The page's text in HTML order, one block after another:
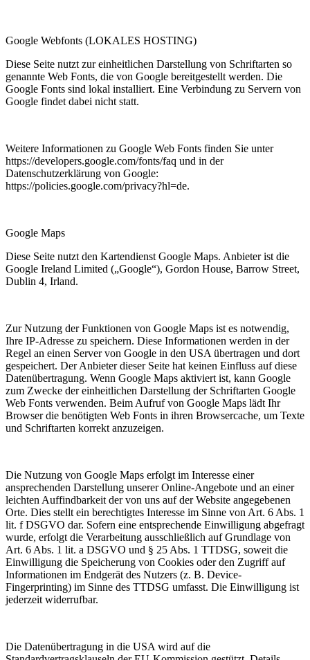
Google Webfonts (LOKALES HOSTING)
Diese Seite nutzt zur einheitlichen Darstellung von Schriftarten so
genannte Web Fonts, die von Google bereitgestellt werden. Die
Google Fonts sind lokal installiert. Eine Verbindung zu Servern von
Google findet dabei nicht statt.
Weitere Informationen zu Google Web Fonts finden Sie unter
https://developers.google.com/fonts/faq und in der
Datenschutzerklärung von Google:
https://policies.google.com/privacy?hl=de.
Google Maps
Diese Seite nutzt den Kartendienst Google Maps. Anbieter ist die
Google Ireland Limited („Google“), Gordon House, Barrow Street,
Dublin 4, Irland.
Zur Nutzung der Funktionen von Google Maps ist es notwendig,
Ihre IP-Adresse zu speichern. Diese Informationen werden in der
Regel an einen Server von Google in den USA übertragen und dort
gespeichert. Der Anbieter dieser Seite hat keinen Einfluss auf diese
Datenübertragung. Wenn Google Maps aktiviert ist, kann Google
zum Zwecke der einheitlichen Darstellung der Schriftarten Google
Web Fonts verwenden. Beim Aufruf von Google Maps lädt Ihr
Browser die benötigten Web Fonts in ihren Browsercache, um Texte
und Schriftarten korrekt anzuzeigen.
Die Nutzung von Google Maps erfolgt im Interesse einer
ansprechenden Darstellung unserer Online-Angebote und an einer
leichten Auffindbarkeit der von uns auf der Website angegebenen
Orte. Dies stellt ein berechtigtes Interesse im Sinne von Art. 6 Abs. 1
lit. f DSGVO dar. Sofern eine entsprechende Einwilligung abgefragt
wurde, erfolgt die Verarbeitung ausschließlich auf Grundlage von
Art. 6 Abs. 1 lit. a DSGVO und § 25 Abs. 1 TTDSG, soweit die
Einwilligung die Speicherung von Cookies oder den Zugriff auf
Informationen im Endgerät des Nutzers (z. B. Device-
Fingerprinting) im Sinne des TTDSG umfasst. Die Einwilligung ist
jederzeit widerrufbar.
Die Datenübertragung in die USA wird auf die